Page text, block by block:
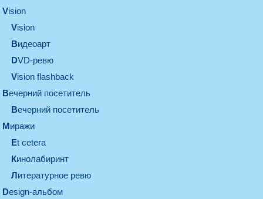
vision
vision
видеоарт
DVD-ревю
Vision flashback
вечерний посетитель
вечерний посетитель
миражи
et cetera
кинолабиринт
литературное ревю
design-альбом